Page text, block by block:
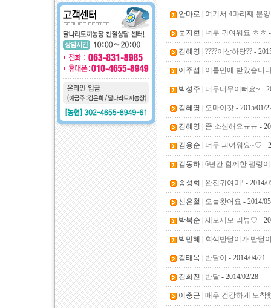
안마로 | 여기서 4마리쨰 분
문지현 | 너무 귀여워요 ㅎㅎ
김혜영 | ????이상하당?? -
이주섭 | 이틀만에 받았습니
박성주 | 너무너무이뻐요~ -
김혜영 | 오마이갓 - 2015/01/
김혜영 | 좀 소심해요ㅠㅠ -
김용순 | 너무 긔여워요~♡ -
김동하 | 6년간 함께한 펄렁
송성희 | 완전귀여미! - 2014/
신은철 | 오늘왓어요 - 2014/
박복순 | 세모세모 리뷰♡ -
박민혜 | 회색반달이가 반달
김태옥 | 반달이 - 2014/04/21
김희진 | 반달 - 2014/02/28
이충근 | 매우 건강하게 도착